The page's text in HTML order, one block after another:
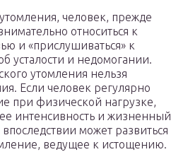
человек, прежде
относиться к
и «прислушиваться» к
усталости и недомогании.
утомления нельзя
Если человек регулярно
при физической нагрузке,
интенсивность и жизненный
может развиться
ведущее к истощению.